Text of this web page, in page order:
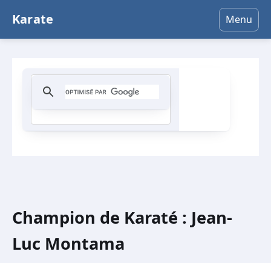
Karate Menu
Champion de Karaté : Jean-
Luc Montama